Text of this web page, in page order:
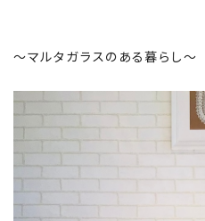
～マルタガラスのある暮らし～